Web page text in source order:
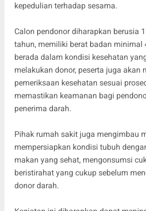
kepedulian terhadap sesama.
Calon pendonor diharapkan berusia
tahun, memiliki berat badan minimal
berada dalam kondisi kesehatan
melakukan donor, peserta juga akan
pemeriksaan kesehatan sesuai
memastikan keamanan bagi
penerima darah.
Pihak rumah sakit juga mengimbau
mempersiapkan kondisi tubuh
makan yang sehat, mengonsumsi
beristirahat yang cukup sebelum
donor darah.